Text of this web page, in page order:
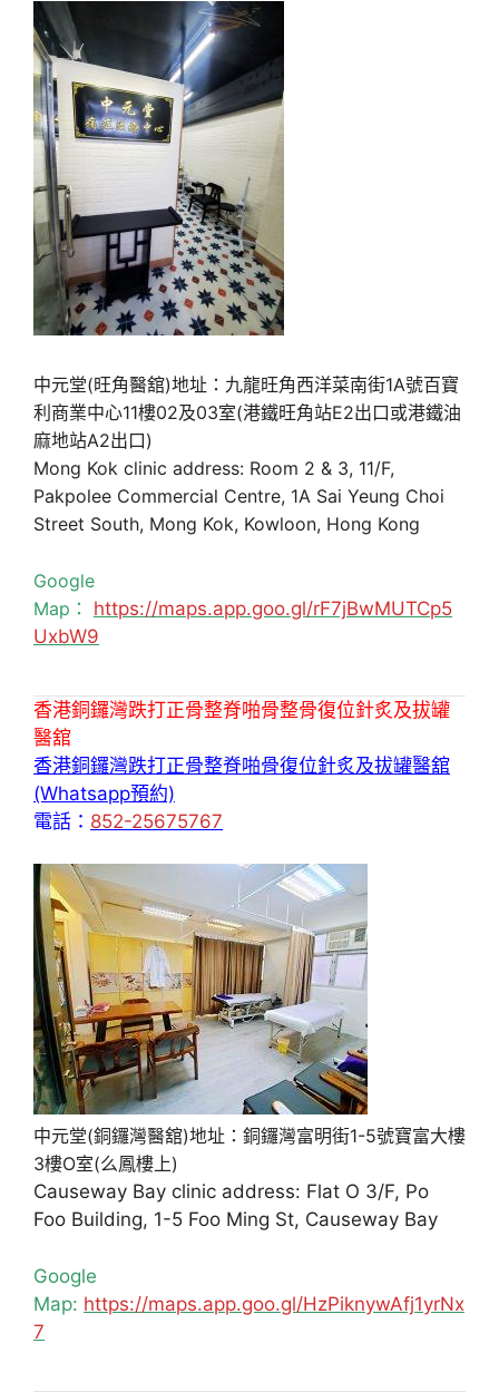
中元堂(旺角醫舘)地址：九龍旺角西洋菜南街1A號百寶
利商業中心11樓02及03室(港鐵旺角站E2出口或港鐵油
麻地站A2出口)
Mong Kok clinic address: Room 2 & 3, 11/F,
Pakpolee Commercial Centre, 1A Sai Yeung Choi
Street South, Mong Kok, Kowloon, Hong Kong
Google
Map： https://maps.app.goo.gl/rF7jBwMUTCp5
UxbW9
香港銅鑼灣跌打正骨整脊啪骨整骨復位針炙及拔罐
醫舘
香港銅鑼灣跌打正骨整脊啪骨復位針炙及拔罐醫舘
(Whatsapp預約)
電話： 852-25675767
中元堂(銅鑼灣醫舘)地址：銅鑼灣富明街1-5號寶富大樓
3樓O室(么鳳樓上)
Causeway Bay clinic address: Flat O 3/F, Po
Foo Building, 1-5 Foo Ming St, Causeway Bay
Google
Map: https://maps.app.goo.gl/HzPiknywAfj1yrNx
7